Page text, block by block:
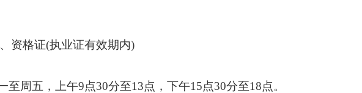
资格证(执业证有效期内)
至周五，上午9点30分至13点，下午15点30分至18点。